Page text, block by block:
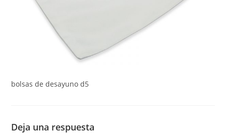
bolsas de desayuno d5
Deja una respuesta